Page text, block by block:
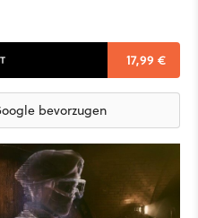
17,99 €
bevorzugen